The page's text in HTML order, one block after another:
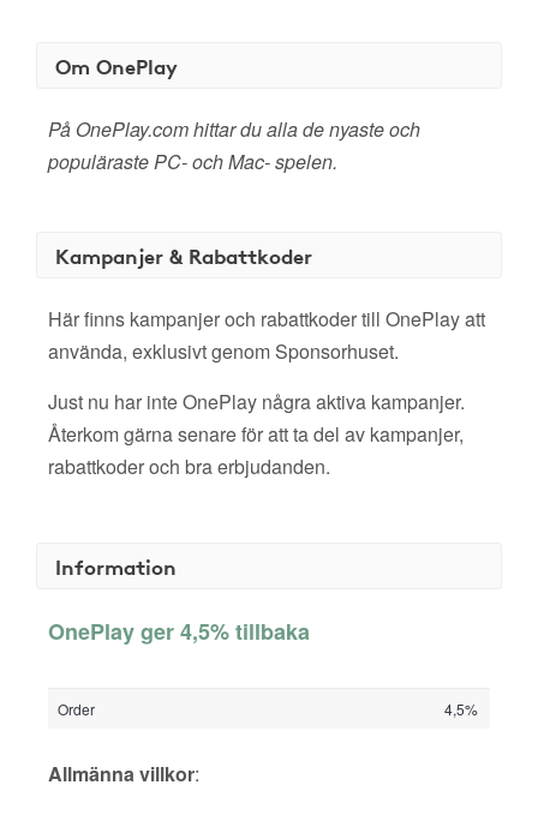
Om OnePlay
På OnePlay.com hittar du alla de nyaste och
populäraste PC- och Mac- spelen.
Kampanjer & Rabattkoder
Här finns kampanjer och rabattkoder till OnePlay att
använda, exklusivt genom Sponsorhuset.
Just nu har inte OnePlay några aktiva kampanjer.
Återkom gärna senare för att ta del av kampanjer,
rabattkoder och bra erbjudanden.
Information
OnePlay ger 4,5% tillbaka
Order 4,5%
Allmänna villkor: